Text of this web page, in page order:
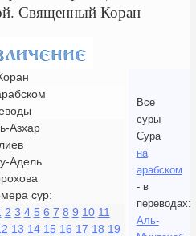
Священный Коран
Азхар
Адель
сур:
2 3 4 5 6 7 8 9 10 11
13 14 15 16 17 18 19
Все
суры
Сура
на
арабском
- в
переводах:
Аль-